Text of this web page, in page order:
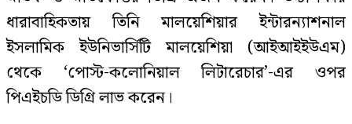
ধারাবাহিকতায় তিনি মালয়েশিয়ার ইন্টারন্যাশনাল
ইসলামিক ইউনিভার্সিটি মালয়েশিয়া (আইআইইউএম)
থেকে ‘পোস্ট-কলোনিয়াল লিটারেচার’-এর ওপর
পিএইচডি ডিগ্রি লাভ করেন।